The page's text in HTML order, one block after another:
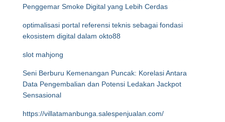
Penggemar Smoke Digital yang Lebih Cerdas
optimalisasi portal referensi teknis sebagai fondasi
ekosistem digital dalam okto88
slot mahjong
Seni Berburu Kemenangan Puncak: Korelasi Antara
Data Pengembalian dan Potensi Ledakan Jackpot
Sensasional
https://villatamanbunga.salespenjualan.com/